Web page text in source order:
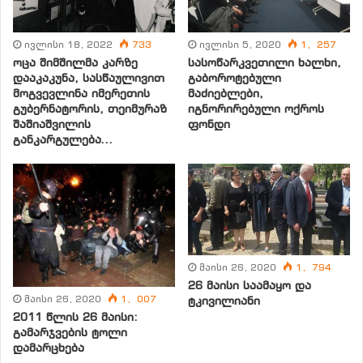
ხელისუფლების გასამართლების თაობაზე.
“ხალხი ასამართლებს… “
(პროექტი)
I თეორიული ნაწილი
თავისუფლების, მშვიდობისა და შესაბამისად
დემოკრატიისათვის პირველად აუცილებლობას
ქვეყანაში სამართლის უზენაესობა წარმოადგენს,
რომელიც შეუძლებელია იმ შემთხვევაში, როცა
ხელისუფლების აღმასრულებელი, საკანონმდებელო
და სასამართლო განშტოებები რეალურად
დამოუკიდებლები არ არიან და ერთ პიროვნებას (ან
თუნდაც კლანურ ან პარტიულ ჯგუფს) ექვემდებარებიან.
ივლისი 18, 2022 733
ოცა შიმშილმა კარზე
დააკაკუნა, სასწაულივით
მოგვევლინა იმერეთის
გუბერნატორის, თეიმურაზ
შაშიაშვილის
განკარგულება…
ივლისი 5, 2020 1, 257
სასოწარკვეთილი ხალხი,
გაბოროტებული
მაძიებლები,
იგნორირებული ოქროს
ფონდი
მაისი 26, 2020 1, 007
2011 წლის 26 მაისი:
გამარჯვების ტოლი
დამარცხება
მაისი 26, 2020 1, 794
26 მაისი საამაყო და
ტკივილიანი